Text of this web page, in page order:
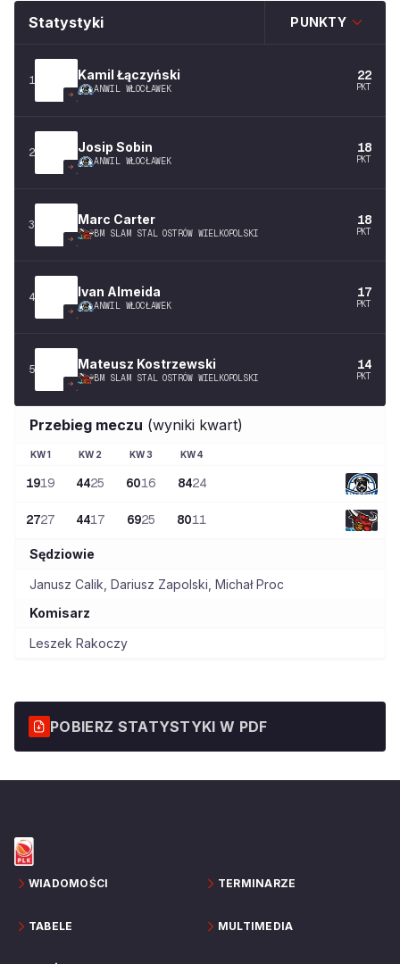
Statystyki PUNKTY
1 Kamil Łączyński
ANWIL WŁOCŁAWEK
22
PKT
2 Josip Sobin
ANWIL WŁOCŁAWEK
18
PKT
3 Marc Carter
BM SLAM STAL OSTRÓW WIELKOPOLSKI
18
PKT
4 Ivan Almeida
ANWIL WŁOCŁAWEK
17
PKT
5 Mateusz Kostrzewski
BM SLAM STAL OSTRÓW WIELKOPOLSKI
14
PKT
Przebieg meczu (wyniki kwart)
KW1 KW 2 KW3 KW4
1919 4425 6016 8424
2727 4417 6925 8011
Sędziowie
Janusz Calik Dariusz Zapolski Michał Proc
Komisarz
Leszek Rakoczy
POBIERZ STATYSTYKI W PDF
WIADOMOŚCI TERMINARZE
TABELE MULTIMEDIA